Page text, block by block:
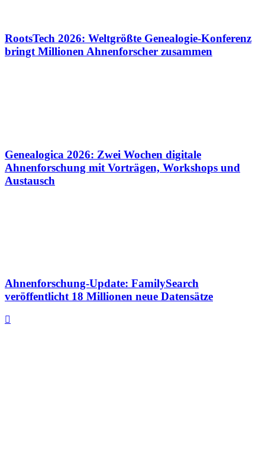
RootsTech 2026: Weltgrößte Genealogie-Konferenz
bringt Millionen Ahnenforscher zusammen
Genealogica 2026: Zwei Wochen digitale
Ahnenforschung mit Vorträgen, Workshops und
Austausch
Ahnenforschung-Update: FamilySearch
veröffentlicht 18 Millionen neue Datensätze